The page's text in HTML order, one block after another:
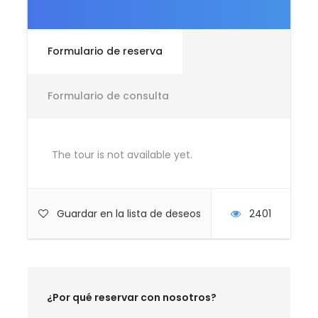
Formulario de reserva
Formulario de consulta
The tour is not available yet.
Guardar en la lista de deseos 2401
¿Por qué reservar con nosotros?
LLEGADA A ANCHORAGE
Llegada a Anchorage, recogida de nuestro vehículo
ALASKA.
visitaremos el Ship Creek el rio que araviesa la
destrucción y de los estragos de la población